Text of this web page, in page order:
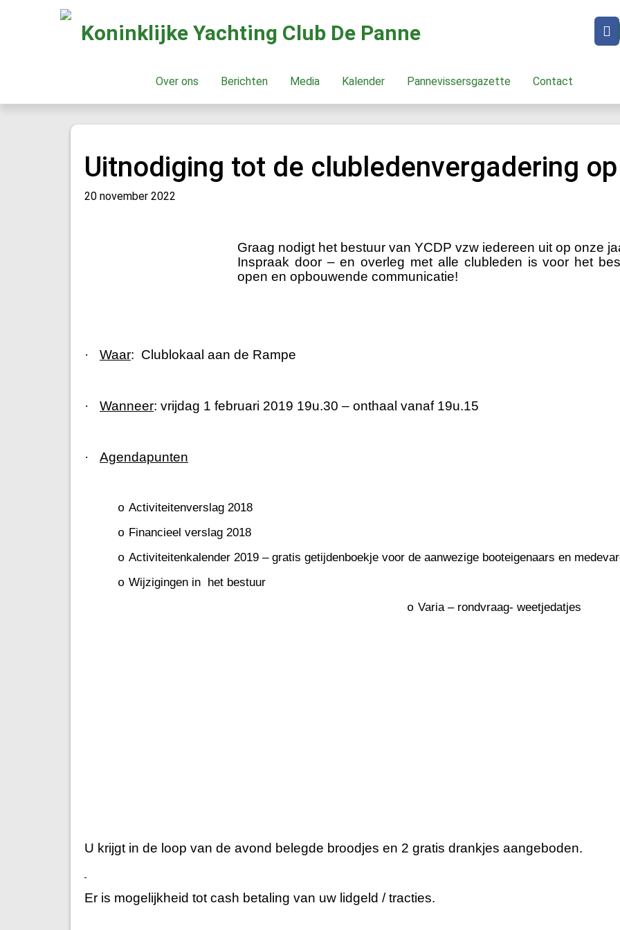
Koninklijke Yachting Club De Panne
Over ons Berichten Media Kalender Pannevissersgazette Contact
Uitnodiging tot de clubledenvergadering
20 november 2022
Graag nodigt het bestuur van YCDP vzw iedereen uit op onze
Inspraak door – en overleg met alle clubleden is voor het
open en opbouwende communicatie!
· Waar: Clublokaal aan de Rampe
· Wanneer: vrijdag 1 februari 2019 19u.30 – onthaal vanaf 19u.15
· Agendapunten
o Activiteitenverslag 2018
o Financieel verslag 2018
o Activiteitenkalender 2019 – gratis getijdenboekje voor de aanwezige booteigenaars en
o Wijzigingen in het bestuur
o Varia – rondvraag- weetjedatjes
U krijgt in de loop van de avond belegde broodjes en 2 gratis drankjes aangeboden.
Er is mogelijkheid tot cash betaling van uw lidgeld / tracties.